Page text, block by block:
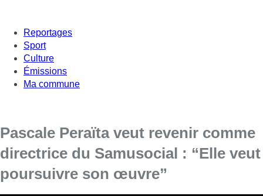
Reportages
Sport
Culture
Émissions
Ma commune
Pascale Peraïta veut revenir comme
directrice du Samusocial : “Elle veut
poursuivre son œuvre”